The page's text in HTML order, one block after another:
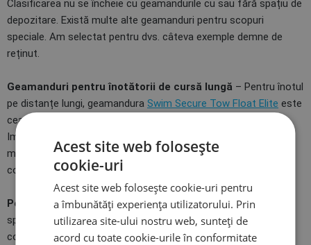
Clasificarea nu se încheie cu geamandurile cu sau fără spațiu de
depozitare. Există multe alte geamanduri pentru scopuri
speciale. Am selectat pentru dvs. câteva exemple demne de
reținut.
Geamanduri pentru înotătorii de cursă lungă – Pentru înotul
pe distanțe lungi, geamandura Swim Secure Tow Float Elite este
cea mai potrivită, întrucât dispune de o plasă pentru gustări.
Imediat aveți la dispoziție o băutură izotonică, geluri sau
magneziu cu care recuperați kilometrii parcurși și puteți
continua cu forțe noi, fără întrerupere.
Pentru SwimRun sau pentru excursii– O altă geamandură
specială esteSwim Secure Wild Swim Bag , foarte populară în
competițiile de SwimRun, dar și pentru excursioniștii care pot
Acest site web folosește
cookie-uri
Acest site web folosește cookie-uri pentru
a îmbunătăți experiența utilizatorului. Prin
utilizarea site-ului nostru web, sunteți de
acord cu toate cookie-urile în conformitate